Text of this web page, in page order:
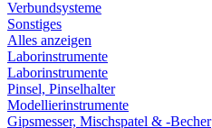
Verbundsysteme
Sonstiges
Alles anzeigen
Laborinstrumente
Laborinstrumente
Pinsel, Pinselhalter
Modellierinstrumente
Gipsmesser, Mischspatel & -Becher